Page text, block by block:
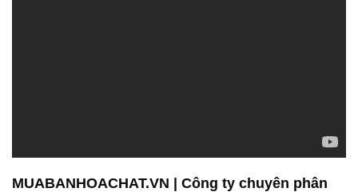
MUABANHOACHAT.VN | Công ty chuyên phân